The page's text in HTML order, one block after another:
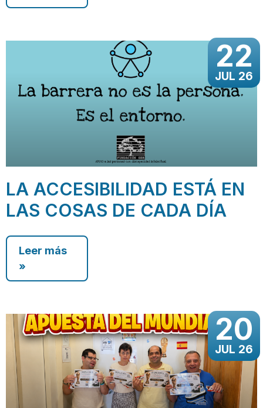
22
JUL 26
LA ACCESIBILIDAD ESTÁ EN
LAS COSAS DE CADA DÍA
Leer más
»
20
JUL 26